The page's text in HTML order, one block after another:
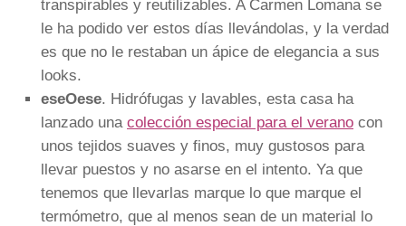
transpirables y reutilizables. A Carmen Lomana se
le ha podido ver estos días llevándolas, y la verdad
es que no le restaban un ápice de elegancia a sus
looks.
eseOese. Hidrófugas y lavables, esta casa ha
lanzado una colección especial para el verano con
unos tejidos suaves y finos, muy gustosos para
llevar puestos y no asarse en el intento. Ya que
tenemos que llevarlas marque lo que marque el
termómetro, que al menos sean de un material lo